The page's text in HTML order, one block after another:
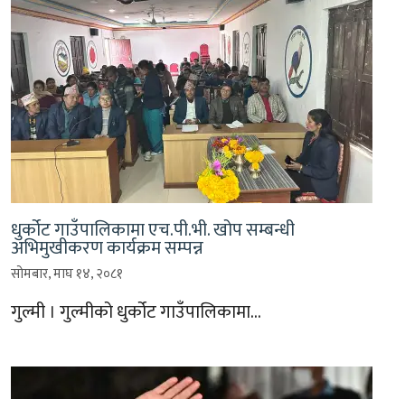
धुर्कोट गाउँपालिकामा एच.पी.भी. खोप सम्बन्धी
अभिमुखीकरण कार्यक्रम सम्पन्न
सोमबार, माघ १४, २०८१
गुल्मी । गुल्मीको धुर्कोट गाउँपालिकामा…